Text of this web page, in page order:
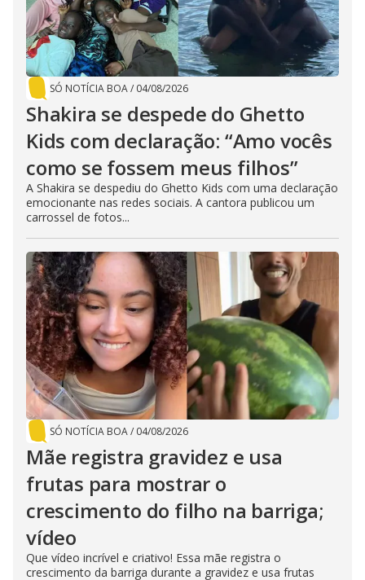
SÓ NOTÍCIA BOA/ 04/08/2026
Shakira se despede do Ghetto
Kids com declaração: “Amo vocês
como se fossem meus filhos”
A Shakira se despediu do Ghetto Kids com uma declaração
emocionante nas redes sociais. A cantora publicou um
carrossel de fotos...
SÓ NOTÍCIA BOA/ 04/08/2026
Mãe registra gravidez e usa
frutas para mostrar o
crescimento do filho na barriga;
vídeo
Que vídeo incrível e criativo! Essa mãe registra o
crescimento da barriga durante a gravidez e usa frutas